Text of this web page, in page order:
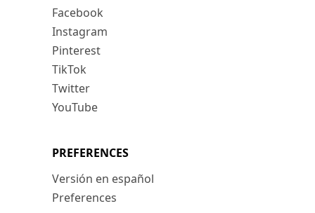
Facebook
Instagram
Pinterest
TikTok
Twitter
YouTube
PREFERENCES
Versión en español
Preferences